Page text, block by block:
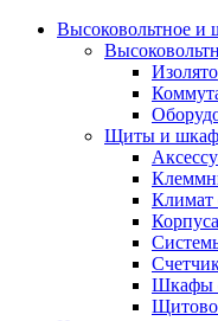
Высоковольтное и
Щиты и
Климат
Шкафы